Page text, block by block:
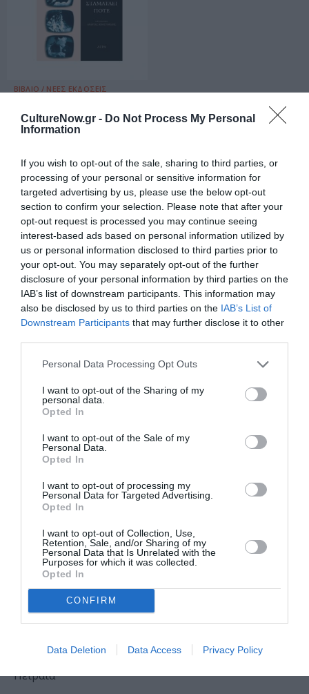
CultureNow.gr - Do Not Process My Personal
Information
If you wish to opt-out of the sale, sharing to third parties, or
processing of your personal or sensitive information for
targeted advertising by us, please use the below opt-out
section to confirm your selection. Please note that after your
opt-out request is processed you may continue seeing
interest-based ads based on personal information utilized by
us or personal information disclosed to third parties prior to
your opt-out. You may separately opt-out of the further
disclosure of your personal information by third parties on the
IAB’s list of downstream participants. This information may
also be disclosed by us to third parties on the IAB’s List of
Downstream Participants that may further disclose it to other
Personal Data Processing Opt Outs
I want to opt-out of the Sharing of my
personal data.
Opted In
I want to opt-out of the Sale of my
Personal Data.
Opted In
I want to opt-out of processing my
Personal Data for Targeted Advertising.
Opted In
I want to opt-out of Collection, Use,
Retention, Sale, and/or Sharing of my
Personal Data that Is Unrelated with the
Purposes for which it was collected.
Opted In
CONFIRM
Data Deletion Data Access Privacy Policy
ΒΙΒΛΙΟ / ΝΕΕΣ ΕΚΔΟΣΕΙΣ
Τό αίμα δέν
σταματάει
Τελευταία
νέα
ΜΟΥΣΙΚΗ / ΜΟΥΣΙΚΑ
Σταύρος
Ξαρχάκος:
Ταξίδι στο
φως στο
Θέατρο
Λυκαβηττού
ΘΕΑΤΡΟ - ΧΟΡΟΣ /
Unknown*
[Αγνώστου
Καλλιτέχνη*]
*Η Ήβη ήταν
εδώ:
Παγκόσμια
Δημοτικό
Πειραιά